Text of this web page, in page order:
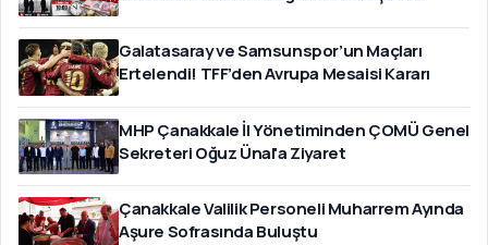
Galatasaray ve Samsunspor’un Maçları
Ertelendi! TFF’den Avrupa Mesaisi Kararı
MHP Çanakkale İl Yönetiminden ÇOMÜ Genel
Sekreteri Oğuz Ünal'a Ziyaret
Çanakkale Valilik Personeli Muharrem Ayında
Aşure Sofrasında Buluştu